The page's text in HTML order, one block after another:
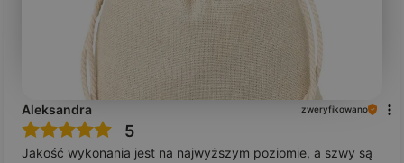
Aleksandra zweryfikowano
5
Jakość wykonania jest na najwyższym poziomie, a szwy są